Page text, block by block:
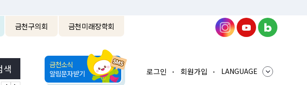
금천구의회 금천미래장학회
금천소식
알림문자받기
로그인 회원가입 LANGUAGE